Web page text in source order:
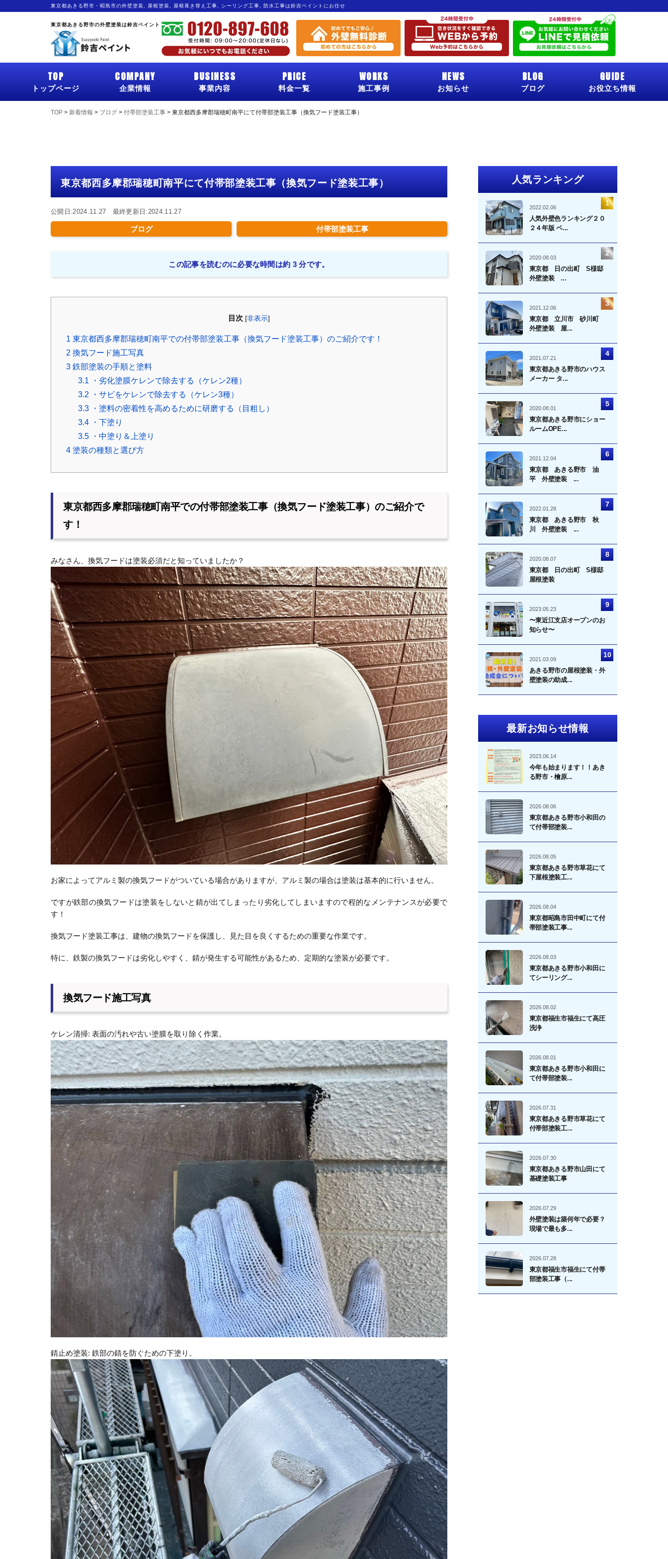
東京都あきる野市・昭島市の外壁塗装, 屋根塗装, 屋根葺き替え工事, シーリング工事, 防水工事は鈴吉ペイントにお任せ
東京都あきる野市の外壁塗装は鈴吉ペイント
TOP
トップページ
COMPANY
企業情報
BUSINESS
事業内容
PRICE
料金一覧
WORKS
施工事例
NEWS
お知らせ
BLOG
ブログ
GUIDE
お役立ち情報
TOP > 新着情報 > ブログ > 付帯部塗装工事 > 東京都西多摩郡瑞穂町南平にて付帯部塗装工事（換気フード塗装工事）
東京都西多摩郡瑞穂町南平にて付帯部塗装工事（換気フード塗装工事）
公開日:2024.11.27 最終更新日:2024.11.27
ブログ 付帯部塗装工事
この記事を読むのに必要な時間は約 3 分です。
目次 [非表示]
1 東京都西多摩郡瑞穂町南平での付帯部塗装工事（換気フード塗装工事）のご紹介です！
2 換気フード施工写真
3 鉄部塗装の手順と塗料
3.1 ・劣化塗膜ケレンで除去する（ケレン2種）
3.2 ・サビをケレンで除去する（ケレン3種）
3.3 ・塗料の密着性を高めるために研磨する（目粗し）
3.4 ・下塗り
3.5 ・中塗り＆上塗り
4 塗装の種類と選び方
東京都西多摩郡瑞穂町南平での付帯部塗装工事（換気フード塗装工事）のご紹介で
す！
みなさん、換気フードは塗装必須だと知っていましたか？
お家によってアルミ製の換気フードがついている場合がありますが、アルミ製の場合は塗装は基本的に行いません。
ですが鉄部の換気フードは塗装をしないと錆が出てしまったり劣化してしまいますので程的なメンテナンスが必要で
す！
換気フード塗装工事は、建物の換気フードを保護し、見た目を良くするための重要な作業です。
特に、鉄製の換気フードは劣化しやすく、錆が発生する可能性があるため、定期的な塗装が必要です。
換気フード施工写真
ケレン清掃: 表面の汚れや古い塗膜を取り除く作業。
錆止め塗装: 鉄部の錆を防ぐための下塗り。
人気ランキング
2022.02.06
人気外壁色ランキング２０
２４年版 ベ...
2020.08.03
東京都 日の出町 S様邸
外壁塗装 ...
2021.12.06
東京都 立川市 砂川町
外壁塗装 屋...
2021.07.21
東京都あきる野市のハウス
メーカー タ...
2020.08.01
東京都あきる野市にショー
ルームOPE...
2021.12.04
東京都 あきる野市 油
平 外壁塗装 ...
2022.01.28
東京都 あきる野市 秋
川 外壁塗装 ...
2020.08.07
東京都 日の出町 S様邸
屋根塗装
2023.05.23
〜東近江支店オープンのお
知らせ〜
2021.03.09
あきる野市の屋根塗装・外
壁塗装の助成...
最新お知らせ情報
2023.06.14
今年も始まります！！あき
る野市・檜原...
2026.08.06
東京都あきる野市小和田の
て付帯部塗装...
2026.08.05
東京都あきる野市草花にて
下屋根塗装工...
2026.08.04
東京都昭島市田中町にて付
帯部塗装工事...
2026.08.03
東京都あきる野市小和田に
てシーリング...
2026.08.02
東京都福生市福生にて高圧
洗浄
2026.08.01
東京都あきる野市小和田に
て付帯部塗装...
2026.07.31
東京都あきる野市草花にて
付帯部塗装工...
2026.07.30
東京都あきる野市山田にて
基礎塗装工事
2026.07.29
外壁塗装は築何年で必要？
現場で最も多...
2026.07.28
東京都福生市福生にて付帯
部塗装工事（...